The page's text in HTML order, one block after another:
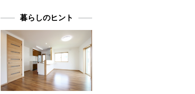
暮らしのヒント